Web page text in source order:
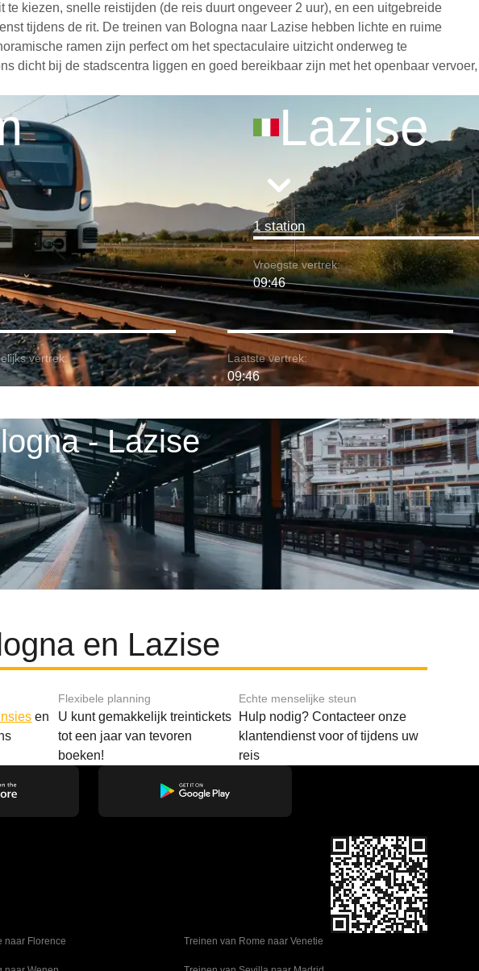
kiezen, snelle reistijden (de reis duurt ongeveer 2 uur), en een uitgebreide
tijdens de rit. De treinen van Bologna naar Lazise hebben lichte en ruime
ramen zijn perfect om het spectaculaire uitzicht onderweg te
dicht bij de stadscentra liggen en goed bereikbaar zijn met het openbaar vervoer,
Lazise
1 station
Vroegste vertrek:
09:46
vertrek: Laatste vertrek:
09:46
- Lazise
en Lazise
en
Flexibele planning
U kunt gemakkelijk treintickets
tot een jaar van tevoren
boeken!
Echte menselijke steun
Hulp nodig? Contacteer onze
klantendienst voor of tijdens uw
reis
naar Florence Treinen van Rome naar Venetie